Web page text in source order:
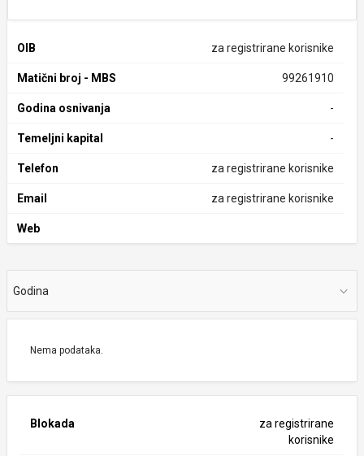
OIB za registrirane korisnike
Matični broj - MBS 99261910
Godina osnivanja -
Temeljni kapital -
Telefon za registrirane korisnike
Email za registrirane korisnike
Web
Godina
Nema podataka.
Blokada
za registrirane
korisnike